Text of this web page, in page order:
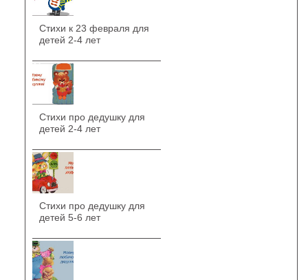
Стихи к 23 февраля для
детей 2-4 лет
Стихи про дедушку для
детей 2-4 лет
Стихи про дедушку для
детей 5-6 лет